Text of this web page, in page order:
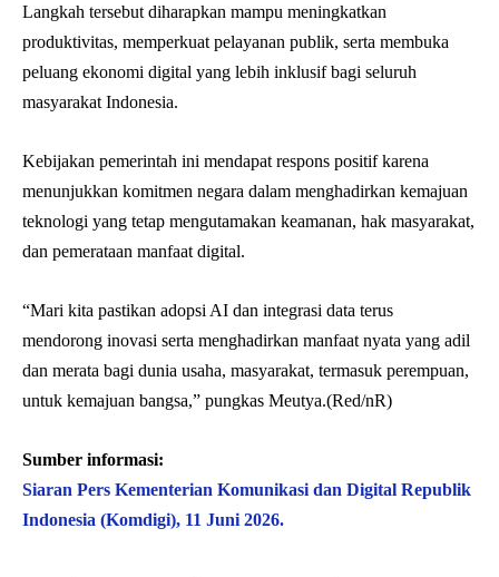
Langkah tersebut diharapkan mampu meningkatkan
produktivitas, memperkuat pelayanan publik, serta membuka
peluang ekonomi digital yang lebih inklusif bagi seluruh
masyarakat Indonesia.
Kebijakan pemerintah ini mendapat respons positif karena
menunjukkan komitmen negara dalam menghadirkan kemajuan
teknologi yang tetap mengutamakan keamanan, hak masyarakat,
dan pemerataan manfaat digital.
“Mari kita pastikan adopsi AI dan integrasi data terus
mendorong inovasi serta menghadirkan manfaat nyata yang adil
dan merata bagi dunia usaha, masyarakat, termasuk perempuan,
untuk kemajuan bangsa,” pungkas Meutya.(Red/nR)
Sumber informasi:
Siaran Pers Kementerian Komunikasi dan Digital Republik
Indonesia (Komdigi), 11 Juni 2026.